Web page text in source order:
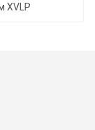
XVLP